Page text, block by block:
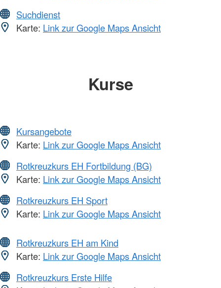
Suchdienst
Karte: Link zur Google Maps Ansicht
Kurse
Kursangebote
Karte: Link zur Google Maps Ansicht
Rotkreuzkurs EH Fortbildung (BG)
Karte: Link zur Google Maps Ansicht
Rotkreuzkurs EH Sport
Karte: Link zur Google Maps Ansicht
Rotkreuzkurs EH am Kind
Karte: Link zur Google Maps Ansicht
Rotkreuzkurs Erste Hilfe